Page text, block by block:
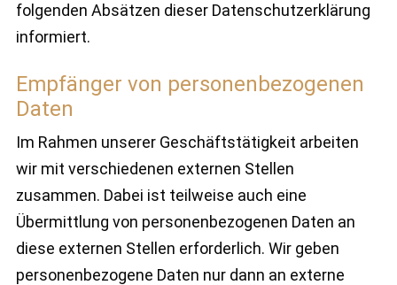
folgenden Absätzen dieser Datenschutzerklärung
informiert.
Empfänger von personenbezogenen
Daten
Im Rahmen unserer Geschäftstätigkeit arbeiten
wir mit verschiedenen externen Stellen
zusammen. Dabei ist teilweise auch eine
Übermittlung von personenbezogenen Daten an
diese externen Stellen erforderlich. Wir geben
personenbezogene Daten nur dann an externe